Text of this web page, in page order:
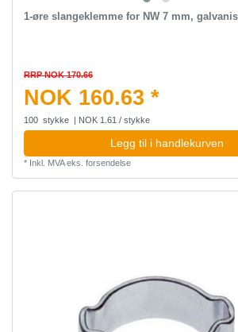
1-øre slangeklemme for NW 7 mm,
RRP NOK 170.66
NOK 160.63 *
100 stykke | NOK 1.61 / stykke
Legg til i handlekurven
* Inkl. MVAeks. forsendelse